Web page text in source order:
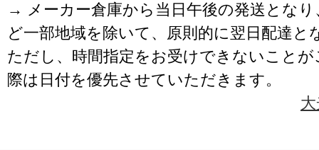
→ メーカー倉庫から当日午後の発送となり
ど一部地域を除いて、原則的に翌日配達と
ただし、時間指定をお受けできないこと
際は日付を優先させていただきます。